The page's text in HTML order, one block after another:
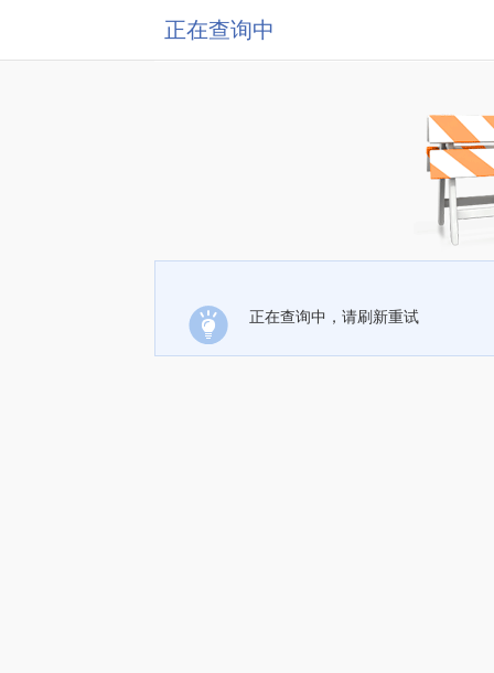
正在查询中
正在查询中，请刷新重试